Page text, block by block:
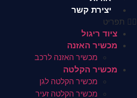
יצירת קשר
תפריט
ציוד ריגול
מכשיר האזנה
מכשיר האזנה לרכב
מכשיר הקלטה
מכשיר הקלטה לגן
מכשיר הקלטה זעיר